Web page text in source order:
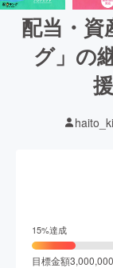
配当・資
グ」の
15%達成
目標金額3,000,000